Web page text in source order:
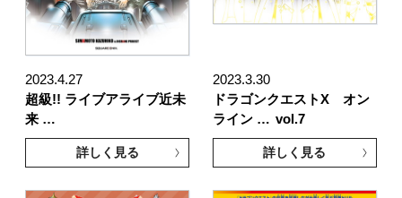
2023.4.27
超級!! ライブアライブ近未
来 …
詳しく見る
2023.3.30
ドラゴンクエストX オン
ライン … vol.7
詳しく見る